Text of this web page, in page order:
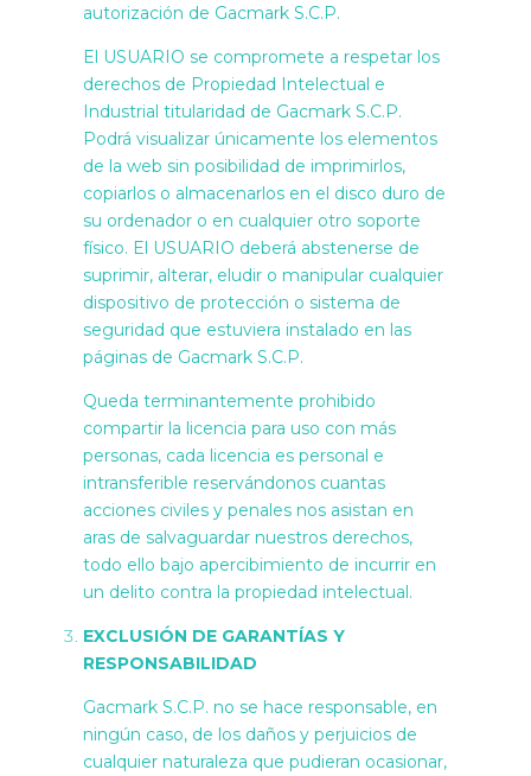
autorización de Gacmark S.C.P.
El USUARIO se compromete a respetar los
derechos de Propiedad Intelectual e
Industrial titularidad de Gacmark S.C.P.
Podrá visualizar únicamente los elementos
de la web sin posibilidad de imprimirlos,
copiarlos o almacenarlos en el disco duro de
su ordenador o en cualquier otro soporte
físico. El USUARIO deberá abstenerse de
suprimir, alterar, eludir o manipular cualquier
dispositivo de protección o sistema de
seguridad que estuviera instalado en las
páginas de Gacmark S.C.P.
Queda terminantemente prohibido
compartir la licencia para uso con más
personas, cada licencia es personal e
intransferible reservándonos cuantas
acciones civiles y penales nos asistan en
aras de salvaguardar nuestros derechos,
todo ello bajo apercibimiento de incurrir en
un delito contra la propiedad intelectual.
EXCLUSIÓN DE GARANTÍAS Y
RESPONSABILIDAD
Gacmark S.C.P. no se hace responsable, en
ningún caso, de los daños y perjuicios de
cualquier naturaleza que pudieran ocasionar,